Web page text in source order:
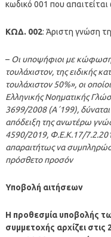
κωδικό 001 που
ΚΩΔ. 002: Άριστη γνώση
– Οι υποψήφιοι με κώφωση
τουλάχιστον, της ειδικής
τουλάχιστον 50%», οι
Ελληνικής Νοηματικής
3699/2008 (Α΄199), δύναται
απόδειξη της ανωτέρω
4590/2019, Φ.Ε.Κ.17/
απαραιτήτως να
πρόσθετο προσόν
Υποβολή αιτήσεων
Η προθεσμία υποβολής
συμμετοχής αρχίζει στις